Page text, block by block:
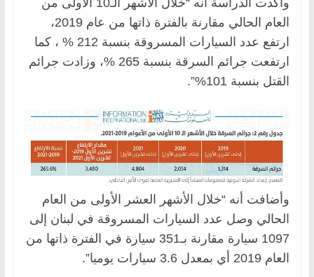
العام الحالي مقارنة بالفترة ذاتها من عام 2019،
ارتفع عدد السيارات المسروقة بنسبة 212 % ، كما
ارتفعت جرائم السرقة بنسبة 265 %، وزادت جرائم
القتل بنسبة 101%”.
وأضافت أنه “خلال الأشهر العشر الأولى من العام
الحالي وصل عدد السيارات المسروقة في لبنان إلى
1097 سيارة مقارنة بـ351 سيارة في الفترة ذاتها من
العام 2019 أي بمعدل 3.6 سيارات يوميا”.